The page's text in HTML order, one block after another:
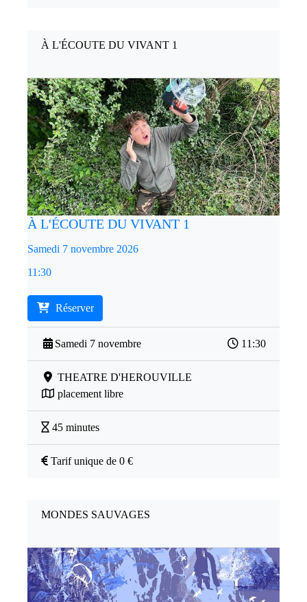
À L'ÉCOUTE DU VIVANT 1
À L'ÉCOUTE DU VIVANT 1
Samedi 7 novembre 2026
11:30
Réserver
Samedi 7 novembre 11:30
THEATRE D'HEROUVILLE
placement libre
45 minutes
Tarif unique de 0 €
MONDES SAUVAGES